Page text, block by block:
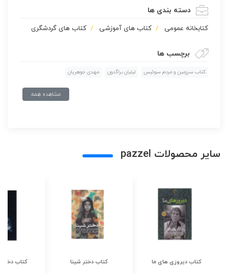
دسته بندی ها
كتابخانه عمومی کتاب های آموزشی کتاب های گردشگری
برچسب ها
کتاب سرزمین و مردم سوئیس لیلیان براگدون مهدی جوهریان
مشاهده همه
سایر محصولات pazzel
کتاب دیروزی های ما کتاب دختر شینا کتاب دختر